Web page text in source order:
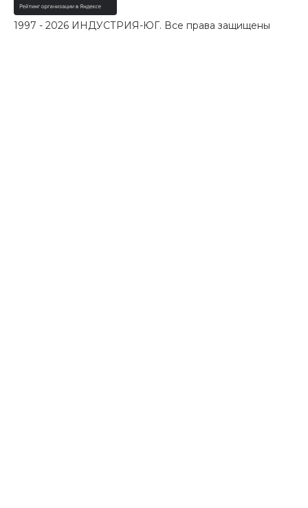
1997 - 2026 ИНДУСТРИЯ-ЮГ. Все права защищены